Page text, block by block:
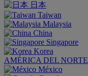
日本
Taiwan
Malaysia
China
Singapore
Korea
AMÉRICA DEL NORTE
México